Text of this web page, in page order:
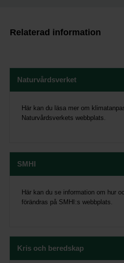
Relaterad information
Naturvårdsverket
Här kan du läsa mer om
Naturvårdsverkets webbplats.
SMHI
Här kan du se information om hur
förändras på SMHI:s webbplats.
Kris och beredskap